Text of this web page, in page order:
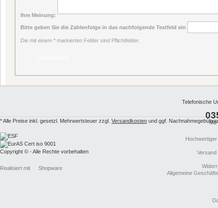
Ihre Meinung:
Bitte geben Sie die Zahlenfolge in das nachfolgende Textfeld ein
Die mit einem * markierten Felder sind Pflichtfelder.
Telefonische
Versand
Allgemeine
* Alle Preise inkl. gesetzl. Mehrwertsteuer zzgl. Versandkosten und ggf.
Copyright © - Alle Rechte vorbehalten
Realisiert mit Shopware